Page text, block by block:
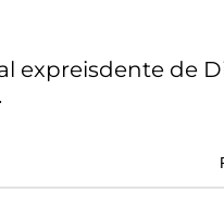
expreisdente de